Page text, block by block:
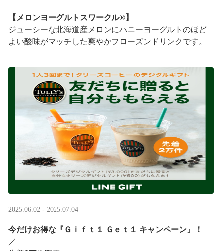
【メロンヨーグルトスワークル®】
ジューシーな北海道産メロンにハニーヨーグルトのほど
よい酸味がマッチした爽やかフローズンドリンクです。
2025.06.02 - 2025.07.04
今だけお得な『Ｇｉｆｔ１ Ｇｅｔ１ キャンペーン』！
／ ​